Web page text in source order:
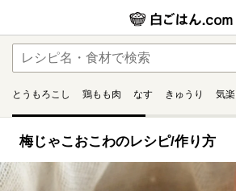
とうもろこし 鶏もも肉 なす きゅうり 気
梅じゃこおこわのレシピ/作り方